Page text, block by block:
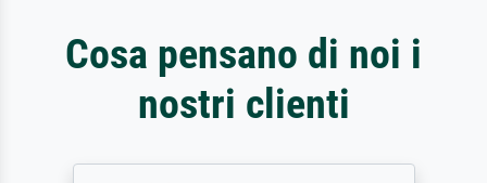
Cosa pensano di noi i
nostri clienti